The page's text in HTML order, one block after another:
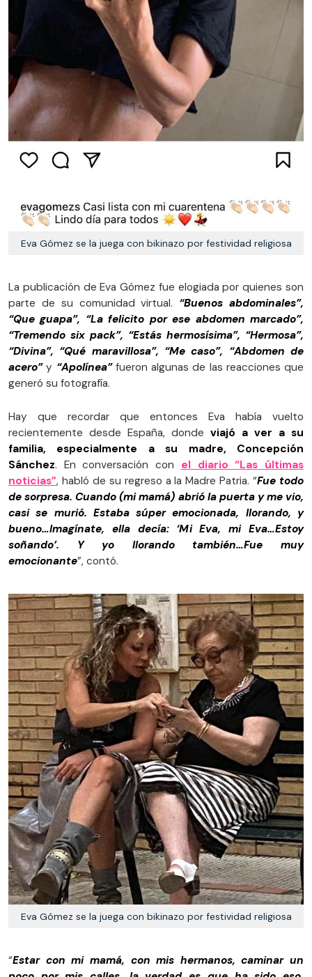
Eva Gómez se la juega con bikinazo por festividad religiosa
La publicación de Eva Gómez fue elogiada por quienes son
parte de su comunidad virtual. “Buenos abdominales”,
“Que guapa”, “La felicito por ese abdomen marcado”,
“Tremendo six pack”, “Estás hermosísima”, “Hermosa”,
“Divina”, “Qué maravillosa”, “Me caso”, “Abdomen de
acero”y “Apolínea”fueron algunas de las reacciones que
generó su fotografía.
Hay que recordar que entonces Eva había vuelto
recientemente desde España, donde viajó a ver a su
familia, especialmente a su madre, Concepción
Sánchez. En conversación con el diario “Las últimas
noticias”, habló de su regreso a la Madre Patria. “Fue todo
de sorpresa. Cuando (mi mamá) abrió la puerta y me vio,
casi se murió. Estaba súper emocionada, llorando, y
bueno…Imagínate, ella decía: ‘Mi Eva, mi Eva…Estoy
soñando’. Y yo llorando también…Fue muy
emocionante”, contó.
Eva Gómez se la juega con bikinazo por festividad religiosa
“Estar con mi mamá, con mis hermanos, caminar un